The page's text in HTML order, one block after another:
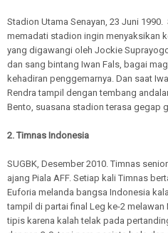
Stadion Utama Senayan, 23 Juni
memadati stadion ingin menyaksikan
yang digawangi oleh Jockie
dan sang bintang Iwan Fals, bagai
kehadiran penggemarnya. Dan saat
Rendra tampil dengan tembang
Bento, suasana stadion terasa gegap
2. Timnas Indonesia
SUGBK, Desember 2010. Timnas
ajang Piala AFF. Setiap kali Timnas
Euforia melanda bangsa Indonesia
tampil di partai final Leg ke-2
tipis karena kalah telak pada